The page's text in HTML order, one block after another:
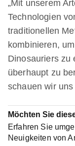
„Mit unserem
Technologien
traditionellen
kombinieren,
Dinosauriers zu
überhaupt zu
schauen wir
Möchten Sie
Erfahren Sie
Neuigkeiten von